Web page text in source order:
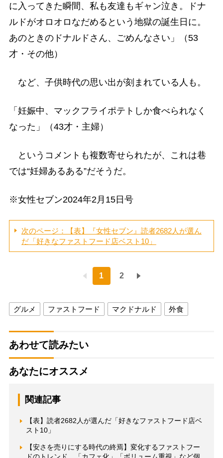
に入ってきた瞬間、私も友達もギャン泣き。ドナ
ルドがオロオロなだめるという地獄の誕生日に。
あのときのドナルドさん、ごめんなさい」（53
才・その他）
など、子供時代の思い出が刻まれている人も。
「妊娠中、マックフライポテトしか食べられなく
なった」（43才・主婦）
というコメントも複数寄せられたが、これは巷
では“妊婦あるある”だそうだ。
※女性セブン2024年2月15日号
次のページ：【表】『女性セブン』読者2682人が選ん
だ「好きなファストフード店ベスト10」
1 2
グルメ ファストフード マクドナルド 外食
あわせて読みたい
あなたにオススメ
関連記事
【表】読者2682人が選んだ「好きなファストフード店ベ
スト10」
【安さを売りにする時代の終焉】変化するファストフー